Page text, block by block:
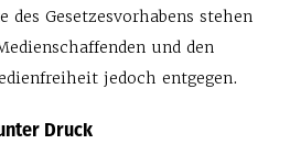
des Gesetzesvorhabens stehen
und den
jedoch entgegen.
Druck